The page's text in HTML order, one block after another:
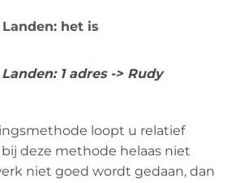
het is
1 adres -> Rudy
loopt u relatief
deze methode helaas niet
niet goed wordt gedaan, dan